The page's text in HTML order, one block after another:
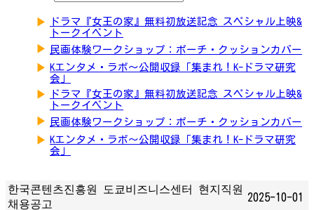
▶
ドラマ『女王の家』無料初放送記念 スペシャル上映&
トークイベント
▶ 民画体験ワークショップ：ポーチ・クッションカバー
▶ Kエンタメ・ラボ～公開収録「集まれ！K-ドラマ研究
会」
▶
ドラマ『女王の家』無料初放送記念 スペシャル上映&
トークイベント
▶ 民画体験ワークショップ：ポーチ・クッションカバー
▶ Kエンタメ・ラボ～公開収録「集まれ！K-ドラマ研究
会」
한국콘텐츠진흥원 도쿄비즈니스센터 현지직원
채용공고
2025-10-01